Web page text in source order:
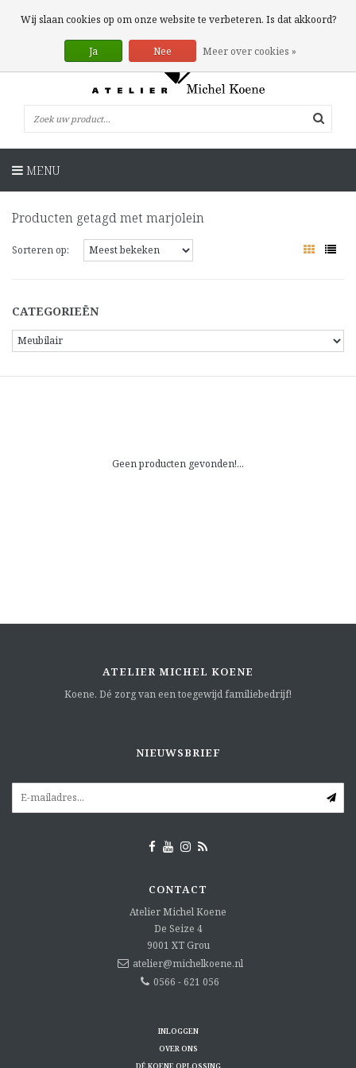
0 Artikelen
MENU
Producten getagd met marjolein
Sorteren op:
CATEGORIEËN
Geen producten gevonden!...
ATELIER MICHEL KOENE
Koene. Dé zorg van een toegewijd familiebedrijf!
NIEUWSBRIEF
CONTACT
Atelier Michel Koene
De Seize 4
9001 XT Grou
atelier@michelkoene.nl
0566 - 621 056
INLOGGEN
OVER ONS
DÉ KOENE OPLOSSING
Wij slaan cookies op om onze website te verbeteren. Is dat akkoord?
Ja Nee Meer over cookies »